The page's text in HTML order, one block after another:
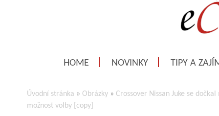
HOME NOVINKY TIPY A
Úvodní stránka » Obrázky » Crossover Nissan Juke se
možnost volby [copy]